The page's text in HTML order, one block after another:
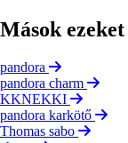
Mások
pandora
pandora charm
KKNEKKI
pandora karkötő
Thomas sabo